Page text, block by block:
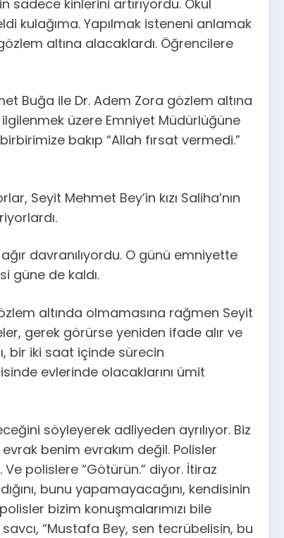
kinlerini artırıyordu. Okul
kulağıma. Yapılmak isteneni anlamak
altına alacaklardı. Öğrencilere
Buğa ile Dr. Adem Zora gözlem altına
üzere Emniyet Müdürlüğüne
bakıp “Allah fırsat vermedi.”
Seyit Mehmet Bey’in kızı Saliha’nın
davranılıyordu. O günü emniyette
güne de kaldı.
altında olmamasına rağmen Seyit
gerek görürse yeniden ifade alır ve
bir iki saat içinde sürecin
evlerinde olacaklarını ümit
söyleyerek adliyeden ayrılıyor. Biz
benim evrakım değil. Polisler
polislere “Götürün.” diyor. İtiraz
bunu yapamayacağını, kendisinin
bizim konuşmalarımızı bile
“Mustafa Bey, sen tecrübelisin, bu